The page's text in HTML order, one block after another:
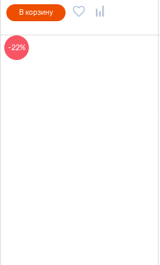
В корзину
-22%